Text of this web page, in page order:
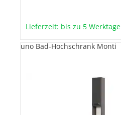
Lieferzeit: bis zu 5 Werktage
uno Bad-Hochschrank Monti